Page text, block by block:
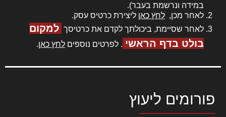
במידה ונרשמת בעבר).
לאחר מכן, לחץ כאן ליצירת כרטיס עסק.
לאחר שסיימת, ביכולתך לקדם את כרטיסך למקום
בולט בדף הראשי . לפרטים נוספים לחץ כאן.
פורומים ליעוץ